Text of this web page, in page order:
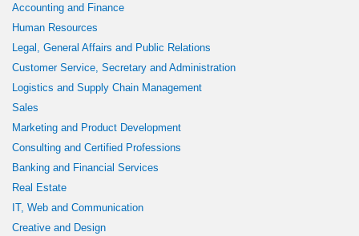
Accounting and Finance
Human Resources
Legal, General Affairs and Public Relations
Customer Service, Secretary and Administration
Logistics and Supply Chain Management
Sales
Marketing and Product Development
Consulting and Certified Professions
Banking and Financial Services
Real Estate
IT, Web and Communication
Creative and Design